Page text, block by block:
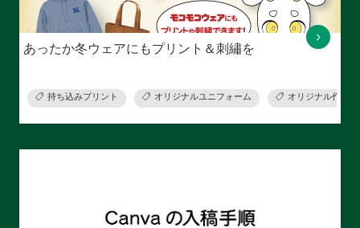
あったか冬ウェアにもプリント＆刺繡を
持ち込みプリント オリジナルユニフォーム オリジナル作業着